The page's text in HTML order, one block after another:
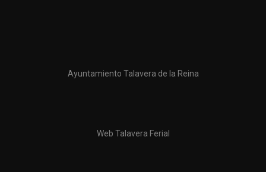
Ayuntamiento Talavera de la Reina
Web Talavera Ferial